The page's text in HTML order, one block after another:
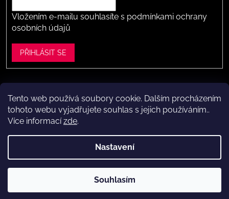
Tento web používá soubory cookie. Dalším procházením
tohoto webu vyjadřujete souhlas s jejich používáním..
Více informacízde.
Nastavení
Souhlasím
Vložením e-mailu souhlasíte s podmínkami ochrany
osobních údajů
PŘIHLÁSIT SE
Vytvořil Shoptet
ve Vestci (kousek za Prahou) – nožky změříme a poradíme s